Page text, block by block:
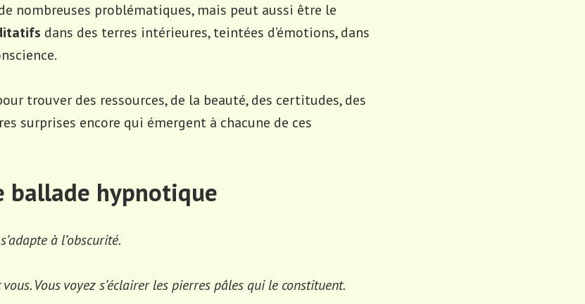
nombreuses problématiques, mais peut aussi être le
dans des terres intérieures, teintées d’émotions, dans
trouver des ressources, de la beauté, des certitudes, des
surprises encore qui émergent à chacune de ces
ballade hypnotique
à l’obscurité.
Vous voyez s’éclairer les pierres pâles qui le constituent.